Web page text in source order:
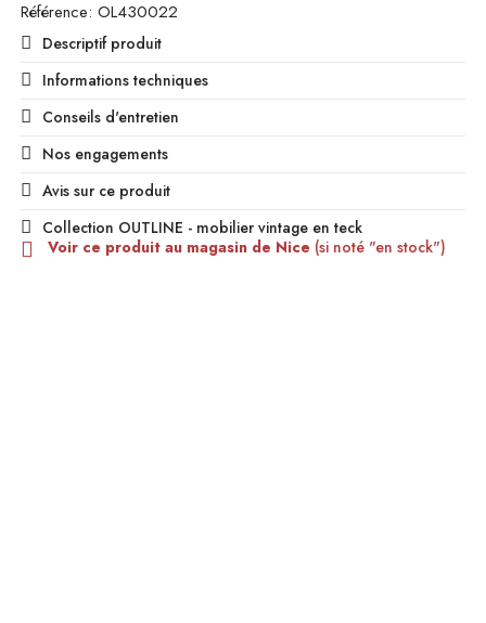
Référence OL430022
Descriptif produit
Informations techniques
Conseils d'entretien
Nos engagements
Avis sur ce produit
Collection OUTLINE - mobilier vintage en teck
Voir ce produit au magasin de Nice (si noté "en stock")